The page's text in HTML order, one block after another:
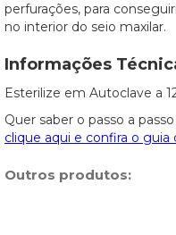
perfurações, para
no interior do seio maxilar.
Informações
Esterilize em Autoclave a
Quer saber o passo a
clique aqui e confira o guia
Outros produtos: